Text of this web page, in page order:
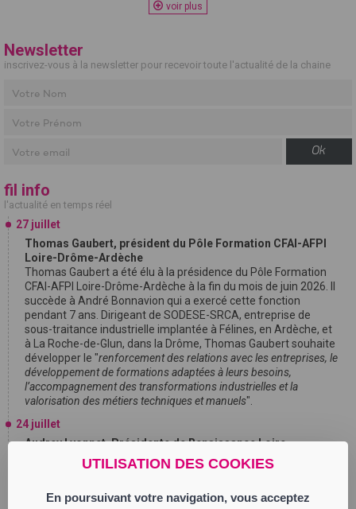
UTILISATION DES COOKIES
En poursuivant votre navigation, vous acceptez
voir plus
Newsletter
inscrivez-vous à la newsletter pour recevoir toute l'actualité de la chaine
Ok
fil info
l'actualité en temps réel
27 juillet
Thomas Gaubert, président du Pôle Formation CFAI-AFPI
Loire-Drôme-Ardèche
Thomas Gaubert a été élu à la présidence du Pôle Formation
CFAI-AFPI Loire-Drôme-Ardèche à la fin du mois de juin 2026. Il
succède à André Bonnavion qui a exercé cette fonction
pendant 7 ans. Dirigeant de SODESE-SRCA, entreprise de
sous-traitance industrielle implantée à Félines, en Ardèche, et
à La Roche-de-Glun, dans la Drôme, Thomas Gaubert souhaite
développer le "renforcement des relations avec les entreprises, le
développement de formations adaptées à leurs besoins,
l’accompagnement des transformations industrielles et la
valorisation des métiers techniques et manuels".
24 juillet
Audrey Lyonnet, Présidente de Renaissance Loire
Gabriel Attal, secrétaire général de Renaissance et candidat
aux élections présidentielles, annonce la nomination d’Audrey
Départementale Renaissance Loire. Audrey Lyonnet sera